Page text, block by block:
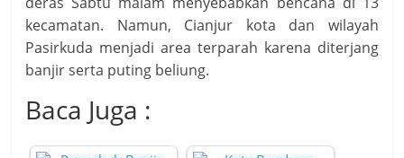
kecamatan. Namun, Cianjur kota dan wilayah
Pasirkuda menjadi area terparah karena diterjang
banjir serta puting beliung.
Baca Juga :